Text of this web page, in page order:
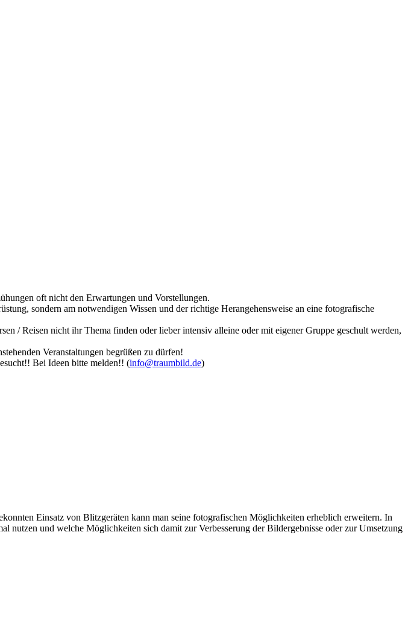
oft nicht den Erwartungen und Vorstellungen.
sondern am notwendigen Wissen und der richtige Herangehensweise an eine fotografische
/ Reisen nicht ihr Thema finden oder lieber intensiv alleine oder mit eigener Gruppe geschult werden,
Veranstaltungen begrüßen zu dürfen!
Bei Ideen bitte melden!! (info@traumbild.de)
Einsatz von Blitzgeräten kann man seine fotografischen Möglichkeiten erheblich erweitern. In
und welche Möglichkeiten sich damit zur Verbesserung der Bildergebnisse oder zur Umsetzung